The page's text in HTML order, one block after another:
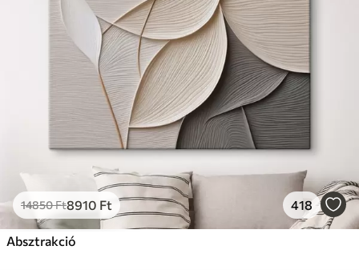
14850Ft8910 Ft 418
Absztrakció